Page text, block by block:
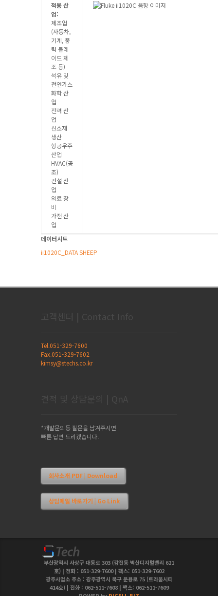
적용 산
업:
제조업
(자동차,
기계, 풍
력 블레
이드 제
조 등)
석유 및
천연가스
화학 산
업
전력 산
업
신소재
생산
항공우주
산업
HVAC(공
조)
건설 산
업
의료 장
비
가전 산
업
데이터시트
ii1020C_DATA SHEEP
고객센터 | Contact Info
Tel.051-329-7600
Fax.051-329-7602
kimsy@stechs.co.kr
견적 및 상담문의 | QnA
*개발문의등 질문을 남겨주시면
빠른 답변 드리겠습니다.
회사소개 PDF | Download
상담메일 바로가기 | Go Link
부산광역시 사상구 대동로 303 (감전동 벽산디지털밸리 621
호) | 전화 : 051-329-7600 | 팩스: 051-329-7602
광주사업소 주소 : 광주광역시 북구 운용로 75 (트라움시티
414호) | 전화 : 062-511-7608 | 팩스: 062-511-7609